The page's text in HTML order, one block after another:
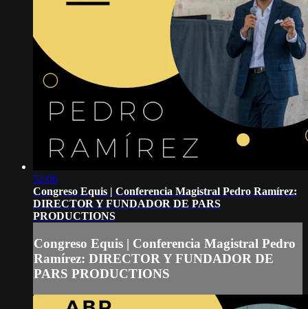
52:06
Congreso Equis | Conferencia Magistral Pedro Ramírez:
DIRECTOR Y FUNDADOR DE PARS
PRODUCTIONS
Congreso Equis | Conferencia Magistral Pedro
Ramírez: DIRECTOR Y FUNDADOR DE
PARS PRODUCTIONS